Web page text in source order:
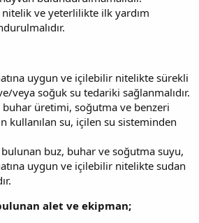
ve yeterlilikte ilk yardım
uygun ve içilebilir nitelikte sürekli
veya soğuk su tedariki sağlanmalıdır.
buhar üretimi, soğutma ve benzeri
kullanılan su, içilen su sisteminden
bulunan buz, buhar ve soğutma suyu,
uygun ve içilebilir nitelikte sudan
alet ve ekipman;